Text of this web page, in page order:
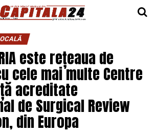
este rețeaua de
cele mai multe Centre
acreditate
de Surgical Review
din Europa